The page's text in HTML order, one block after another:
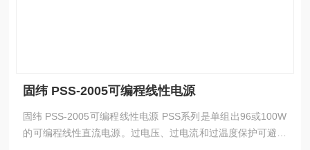
固纬 PSS-2005可编程线性电源
固纬 PSS-2005可编程线性电源 PSS系列是单组出96或100W
的可编程线性直流电源。过电压、过电流和过温度保护可避免